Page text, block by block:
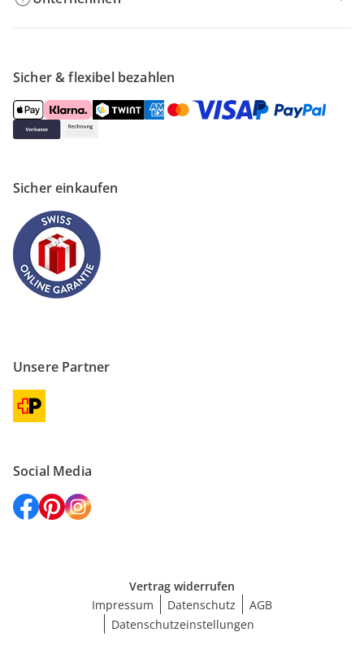
Sicher & flexibel bezahlen
Sicher einkaufen
Unsere Partner
Social Media
Vertrag widerrufen
Impressum
Datenschutz
AGB
Datenschutzeinstellungen